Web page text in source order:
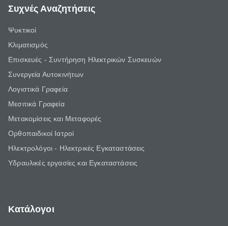
Συχνές Αναζητήσεις
Ψυκτικοί
Κλιματισμός
Επισκευές - Συντήρηση Ηλεκτρικών Συσκευών
Συνεργεία Αυτοκινήτων
Λογιστικά Γραφεία
Μεσιτικά Γραφεία
Μετακομίσεις και Μεταφορές
Ορθοπαιδικοί Ιατροί
Ηλεκτρολόγοι - Ηλεκτρικές Εγκαταστάσεις
Υδραυλικές εργασίες και Εγκαταστάσεις
Κατάλογοι